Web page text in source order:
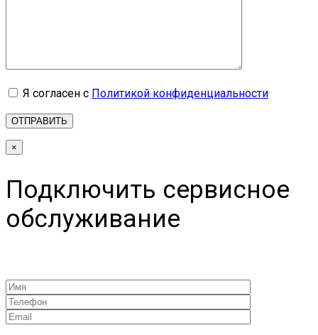
Я согласен с Политикой конфиденциальности
×
Подключить сервисное
обслуживание